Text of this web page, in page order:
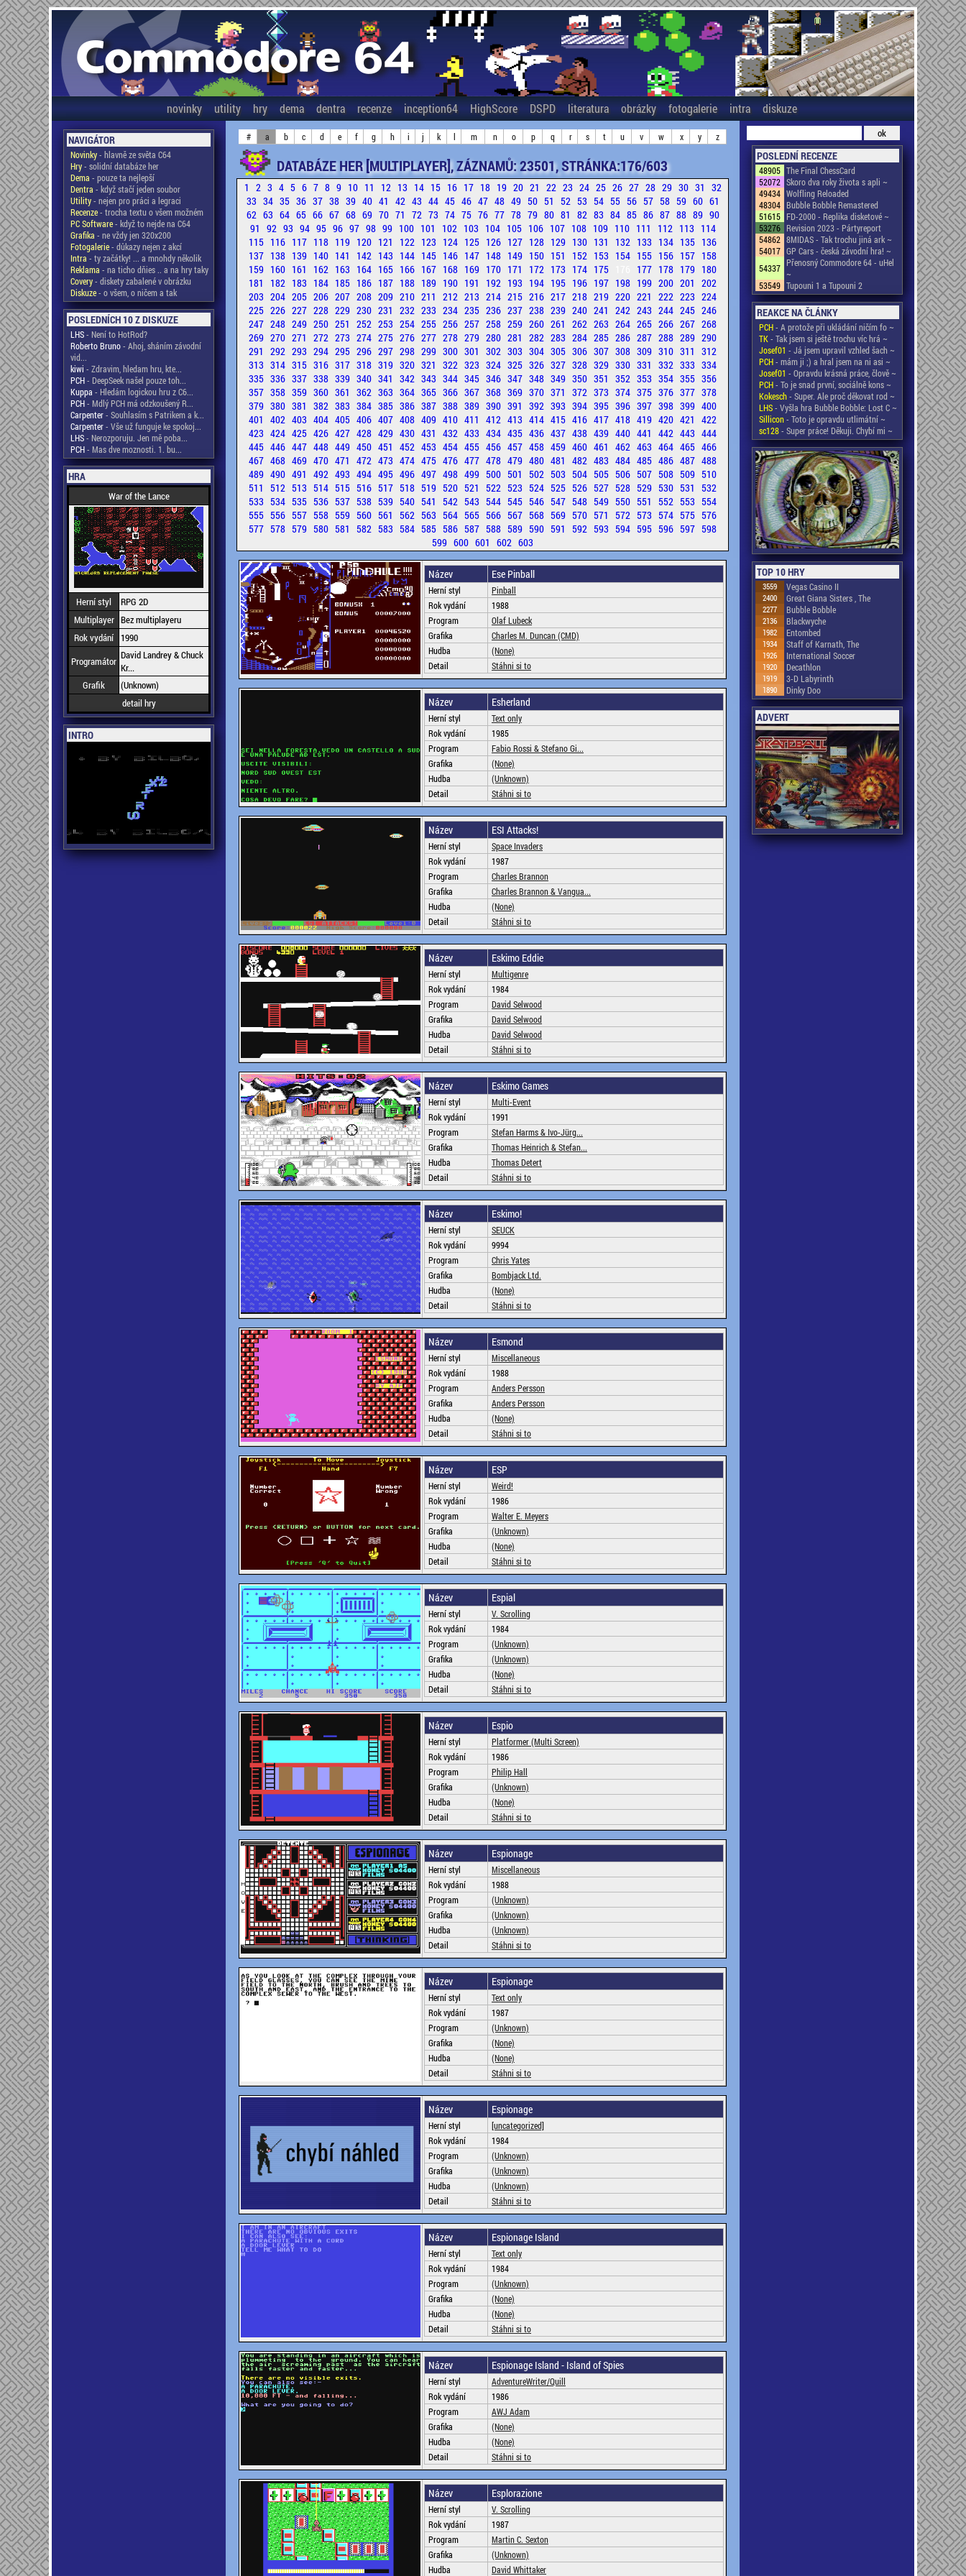
novinky utility hry dema dentra recenze inception64 HighScore DSPD literatura obrázky fotogalerie intra diskuze
NAVIGÁTOR
Novinky- hlavně ze světa C64
Hry- solidní databáze her
Dema - pouze ta nejlepší
Dentra - když stačí jeden soubor
Utility- nejen pro práci a legraci
Recenze- trocha textu o všem možném
PC Software- když to nejde na C64
Grafika - ne vždy jen 320x200
Fotogalerie- důkazy nejen z akcí
Intra - ty začátky! ... a mnohdy několik
Reklama - na ticho dňies .. a na hry taky
Covery- diskety zabalené v obrázku
Diskuze- o všem, o ničem a tak
POSLEDNÍCH 10 Z DISKUZE
LHS- Není to HotRod?
Roberto Bruno- Ahoj, sháním závodní
vid...
kiwi - Zdravim, hledam hru, kte...
PCH- DeepSeek našel pouze toh...
Kuppa - Hledám logickou hru z C6...
PCH- Mdlý PCH má odzkoušený R...
Carpenter- Souhlasím s Patrikem a k...
Carpenter- Vše už funguje ke spokoj...
LHS- Nerozporuju. Jen mě poba...
PCH- Mas dve moznosti. 1. bu...
HRA
War of the Lance
Herní styl
RPG 2D
Multiplayer Bez multiplayeru
Rok vydání
1990
Programátor David Landrey & Chuck
Kr...
Grafik
(Unknown)
detail hry
INTRO
# a b c d e f g h i j k l m n o p q r s t u v w x y z
DATABÁZE HER [MULTIPLAYER], ZÁZNAMŮ: 23501, STRÁNKA:176/603
1 2 3 4 5 6 7 8 9 10 11 12 13 14 15 16 17 18 19 20 21 22 23 24 25 26 27 28 29 30 31 32
33 34 35 36 37 38 39 40 41 42 43 44 45 46 47 48 49 50 51 52 53 54 55 56 57 58 59 60 61
62 63 64 65 66 67 68 69 70 71 72 73 74 75 76 77 78 79 80 81 82 83 84 85 86 87 88 89 90
91 92 93 94 95 96 97 98 99 100 101 102 103 104 105 106 107 108 109 110 111 112 113 114
115 116 117 118 119 120 121 122 123 124 125 126 127 128 129 130 131 132 133 134 135 136
137 138 139 140 141 142 143 144 145 146 147 148 149 150 151 152 153 154 155 156 157 158
159 160 161 162 163 164 165 166 167 168 169 170 171 172 173 174 175 177 178 179 180
181
182 183 184 185 186 187 188 189 190 191 192 193 194 195 196 197 198 199 200 201 202
203 204 205 206 207 208 209 210 211 212 213 214 215 216 217 218 219 220 221 222 223 224
225 226 227 228 229 230 231 232 233 234 235 236 237 238 239 240 241 242 243 244 245 246
247 248 249 250 251 252 253 254 255 256 257 258 259 260 261 262 263 264 265 266 267 268
269 270 271 272 273 274 275 276 277 278 279 280 281 282 283 284 285 286 287 288 289 290
291 292 293 294 295 296 297 298 299 300 301 302 303 304 305 306 307 308 309 310 311 312
313 314 315 316 317 318 319 320 321 322 323 324 325 326 327 328 329 330 331 332 333 334
335 336 337 338 339 340 341 342 343 344 345 346 347 348 349 350 351 352 353 354 355 356
357 358 359 360 361 362 363 364 365 366 367 368 369 370 371 372 373 374 375 376 377 378
379 380 381 382 383 384 385 386 387 388 389 390 391 392 393 394 395 396 397 398 399 400
401 402 403 404 405 406 407 408 409 410 411 412 413 414 415 416 417 418 419 420 421 422
423 424 425 426 427 428 429 430 431 432 433 434 435 436 437 438 439 440 441 442 443 444
445 446 447 448 449 450 451 452 453 454 455 456 457 458 459 460 461 462 463 464 465 466
467 468 469 470 471 472 473 474 475 476 477 478 479 480 481 482 483 484 485 486 487 488
489 490 491 492 493 494 495 496 497 498 499 500 501 502 503 504 505 506 507 508 509 510
511 512 513 514 515 516 517 518 519 520 521 522 523 524 525 526 527 528 529 530 531 532
533 534 535 536 537 538 539 540 541 542 543 544 545 546 547 548 549 550 551 552 553 554
555 556 557 558 559 560 561 562 563 564 565 566 567 568 569 570 571 572 573 574 575 576
577 578 579 580 581 582 583 584 585 586 587 588 589 590 591 592 593 594 595 596 597 598
599 600 601 602 603
Název Ese Pinball
Herní styl
Pinball
Rok vydání
1988
Program
Olaf Lubeck
Grafika
Charles M. Duncan (CMD)
Hudba
(None)
Detail
Stáhni si to
Název Esherland
Herní styl
Text only
Rok vydání
1985
Program
Fabio Rossi & Stefano Gi...
Grafika
(None)
Hudba
(Unknown)
Detail
Stáhni si to
Název ESI Attacks!
Herní styl
Space Invaders
Rok vydání
1987
Program
Charles Brannon
Grafika
Charles Brannon & Vangua...
Hudba
(None)
Detail
Stáhni si to
Název Eskimo Eddie
Herní styl
Multigenre
Rok vydání
1984
Program
David Selwood
Grafika
David Selwood
Hudba
David Selwood
Detail
Stáhni si to
Název Eskimo Games
Herní styl
Multi-Event
Rok vydání
1991
Program
Stefan Harms & Ivo-Jürg...
Grafika
Thomas Heinrich & Stefan...
Hudba
Thomas Detert
Detail
Stáhni si to
Název Eskimo!
Herní styl
SEUCK
Rok vydání
9994
Program
Chris Yates
Grafika
Bombjack Ltd.
Hudba
(None)
Detail
Stáhni si to
Název Esmond
Herní styl
Miscellaneous
Rok vydání
1988
Program
Anders Persson
Grafika
Anders Persson
Hudba
(None)
Detail
Stáhni si to
Název ESP
Herní styl
Weird!
Rok vydání
1986
Program
Walter E. Meyers
Grafika
(Unknown)
Hudba
(None)
Detail
Stáhni si to
Název Espial
Herní styl
V. Scrolling
Rok vydání
1984
Program
(Unknown)
Grafika
(Unknown)
Hudba
(None)
Detail
Stáhni si to
Název Espio
Herní styl
Platformer (Multi Screen)
Rok vydání
1986
Program
Philip Hall
Grafika
(Unknown)
Hudba
(None)
Detail
Stáhni si to
Název Espionage
Herní styl
Miscellaneous
Rok vydání
1988
Program
(Unknown)
Grafika
(Unknown)
Hudba
(Unknown)
Detail
Stáhni si to
Název Espionage
Herní styl
Text only
Rok vydání
1987
Program
(Unknown)
Grafika
(None)
Hudba
(None)
Detail
Stáhni si to
Název Espionage
Herní styl
[uncategorized]
Rok vydání
1984
Program
(Unknown)
Grafika
(Unknown)
Hudba
(Unknown)
Detail
Stáhni si to
Název Espionage Island
Herní styl
Text only
Rok vydání
1984
Program
(Unknown)
Grafika
(None)
Hudba
(None)
Detail
Stáhni si to
Název Espionage Island - Island of Spies
Herní styl
AdventureWriter/Quill
Rok vydání
1986
Program
AWJ Adam
Grafika
(None)
Hudba
(None)
Detail
Stáhni si to
Název Esplorazione
Herní styl
V. Scrolling
Rok vydání
1987
Program
Martin C. Sexton
Grafika
(Unknown)
Hudba
David Whittaker
POSLEDNÍ RECENZE
48905 The Final ChessCard
52072 Skoro dva roky života s apli ~
49434 Wolfling Reloaded
48304 Bubble Bobble Remastered
51615 FD-2000 - Replika disketové ~
53276 Revision 2023 - Pártyreport
54862 8MIDAS - Tak trochu jiná ark ~
54017 GP Cars - česká závodní hra! ~
54337 Přenosný Commodore 64 - uHel
~
53549 Tupouni 1 a Tupouni 2
REAKCE NA ČLÁNKY
PCH- A protože při ukládání ničím fo ~
TK- Tak jsem si ještě trochu víc hrá ~
Josef01 - Já jsem upravil vzhled šach ~
PCH- mám ji ;) a hral jsem na ni asi ~
Josef01 - Opravdu krásná práce, člově ~
PCH- To je snad první, sociálně kons ~
Kokesch- Super. Ale proč děkovat rod ~
LHS- Vyšla hra Bubble Bobble: Lost C ~
Sillicon- Toto je opravdu utlimátní ~
sc128- Super práce! Děkuji. Chybí mi ~
TOP 10 HRY
3559 Vegas Casino II
2400 Great Giana Sisters , The
2277 Bubble Bobble
2136 Blackwyche
1982 Entombed
1934 Staff of Karnath, The
1926 International Soccer
1920 Decathlon
1919 3-D Labyrinth
1890 Dinky Doo
ADVERT